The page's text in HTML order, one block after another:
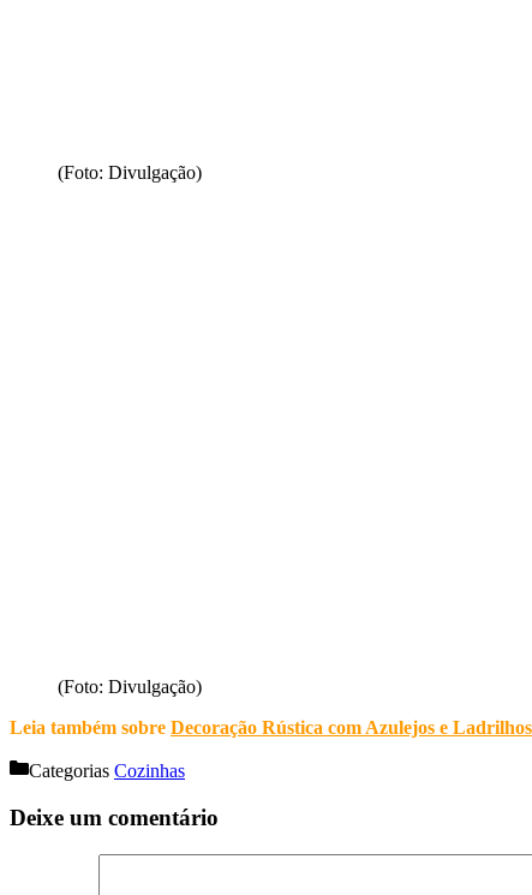
(Foto: Divulgação)
(Foto: Divulgação)
Leia também sobre Decoração Rústica com Azulejos e
Categorias Cozinhas
Deixe um comentário